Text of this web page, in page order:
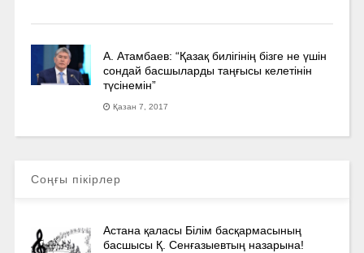
А. Атамбаев: “Қазақ билігінің бізге не үшін
сондай басшыларды таңғысы келетінін
түсінемін”
Қазан 7, 2017
Соңғы пікірлер
Астана қаласы Білім басқармасының
басшысы Қ. Сенғазыевтың назарына!